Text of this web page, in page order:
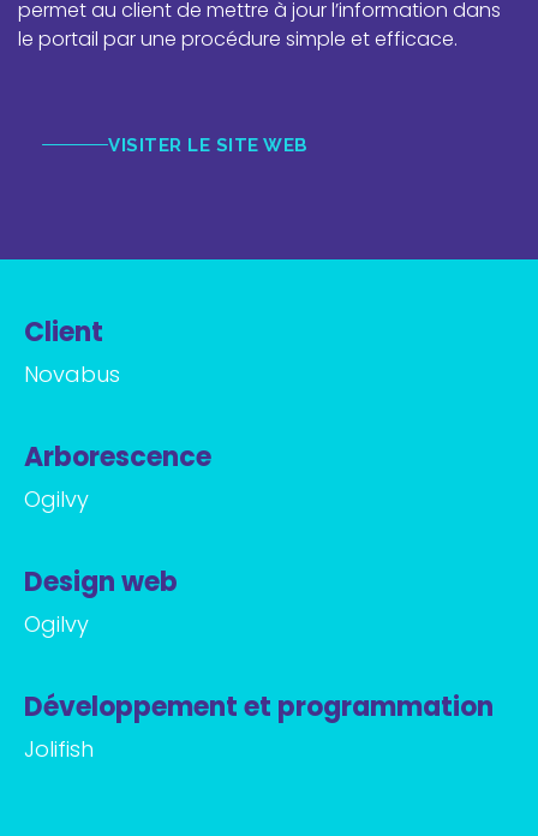
permet au client de mettre à jour l’information dans
le portail par une procédure simple et efficace.
VISITER LE SITE WEB
Client
Novabus
Arborescence
Ogilvy
Design web
Ogilvy
Développement et programmation
Jolifish